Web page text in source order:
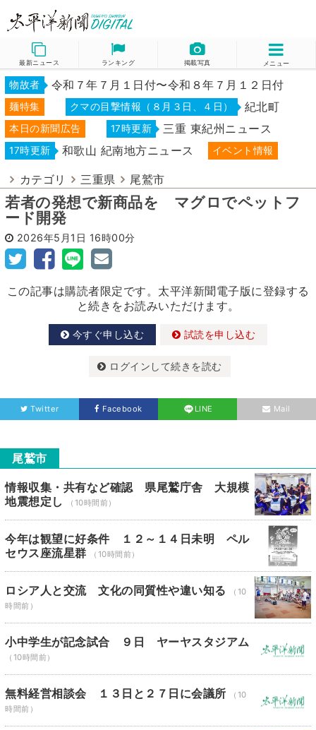
最新ニュース ランキング 掲載写真 メニュー
物故者 令和７年７月１日付〜令和８年７月１２日付
麺特集 クマの目撃情報（８月３日、４日） 紀北町
本日の新聞広告 17時更新 三重 東紀州ニュース
17時更新 和歌山 紀南地方ニュース イベント情報
カテゴリ 三重県 尾鷲市
若者の発想で新商品を マグロでペットフ
ード開発
2026年5月1日 16時00分
この記事は購読者限定です。太平洋新聞電子版に登録する
と続きをお読みいただけます。
今すぐ申し込む 試読を申し込む
ログインして続きを読む
Twitter Facebook LINE Mail
尾鷲市
情報収集・共有など確認 県尾鷲庁舎 大規模
地震想定し
（10時間前）
今年は観望に好条件 １２～１４日未明 ペル
セウス座流星群
（10時間前）
ロシア人と交流 文化の同質性や違い知る
（10
時間前）
小中学生が記念試合 ９日 ヤーヤスタジアム
（10時間前）
無料経営相談会 １３日と２７日に会議所
（10
時間前）